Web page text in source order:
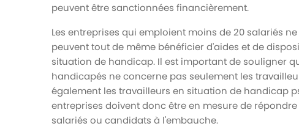
peuvent être sanctionnées financièrement.
Les entreprises qui emploient moins de 20 salariés
peuvent tout de même bénéficier d'aides et de
situation de handicap. Il est important de souligner
handicapés ne concerne pas seulement les
également les travailleurs en situation de handicap
entreprises doivent donc être en mesure de
salariés ou candidats à l'embauche.